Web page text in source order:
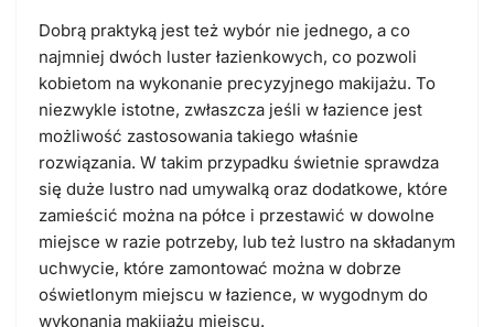
Dobrą praktyką jest też wybór nie jednego, a co
najmniej dwóch luster łazienkowych, co pozwoli
kobietom na wykonanie precyzyjnego makijażu. To
niezwykle istotne, zwłaszcza jeśli w łazience jest
możliwość zastosowania takiego właśnie
rozwiązania. W takim przypadku świetnie sprawdza
się duże lustro nad umywalką oraz dodatkowe, które
zamieścić można na półce i przestawić w dowolne
miejsce w razie potrzeby, lub też lustro na składanym
uchwycie, które zamontować można w dobrze
oświetlonym miejscu w łazience, w wygodnym do
wykonania makijażu miejscu.